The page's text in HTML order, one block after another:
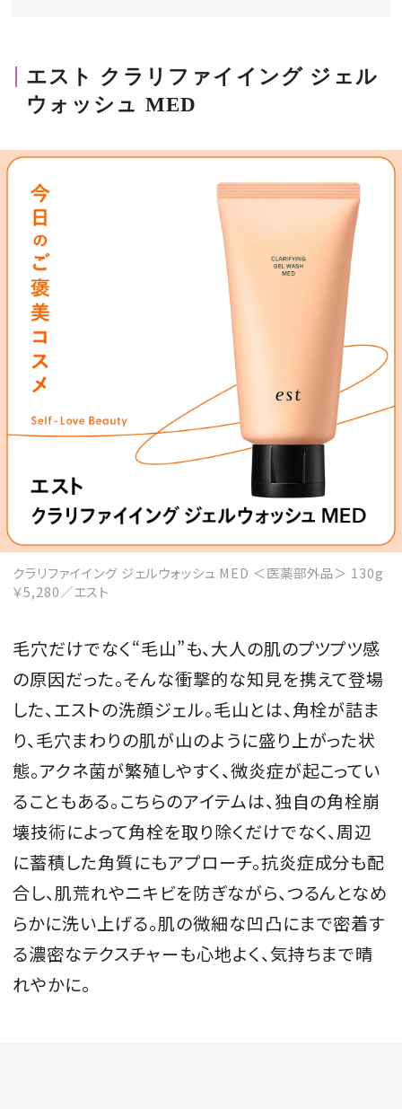
ログイン・新規会員登録
FOLLOW US
MAGAZINE
SPUR 2026 JULY
2026年9月号
2026-07-23発売
最新号を試し読み
エスト クラリファイイング ジェル
ウォッシュ MED
クラリファイイング ジェルウォッシュ MED ＜医薬部外品＞ 130g
￥5,280／エスト
毛穴だけでなく“毛山”も、大人の肌のプツプツ感
の原因だった。そんな衝撃的な知見を携えて登場
した、エストの洗顔ジェル。毛山とは、角栓が詰ま
り、毛穴まわりの肌が山のように盛り上がった状
態。アクネ菌が繁殖しやすく、微炎症が起こってい
ることもある。こちらのアイテムは、独自の角栓崩
壊技術によって角栓を取り除くだけでなく、周辺
に蓄積した角質にもアプローチ。抗炎症成分も配
合し、肌荒れやニキビを防ぎながら、つるんとなめ
らかに洗い上げる。肌の微細な凹凸にまで密着す
る濃密なテクスチャーも心地よく、気持ちまで晴
れやかに。